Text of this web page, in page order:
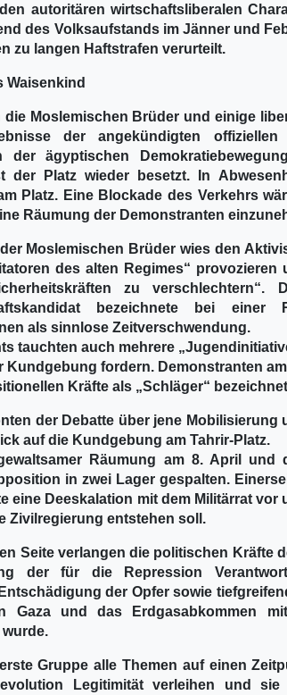
autoritären wirtschaftsliberalen
des Volksaufstands im Jänner und
zu langen Haftstrafen verurteilt.
Waisenkind
die Moslemischen Brüder und einige
der angekündigten
der ägyptischen
der Platz wieder besetzt. In
Platz. Eine Blockade des Verkehrs
Räumung der Demonstranten
Moslemischen Brüder wies den
des alten Regimes“
zu verschlechtern“.
bezeichnete bei
als sinnlose Zeitverschwendung.
tauchten auch mehrere
Kundgebung fordern. Demonstranten
Kräfte als „Schläger“
der Debatte über jene
auf die Kundgebung am Tahrir-Platz.
Räumung am 8. April und
in zwei Lager gespalten.
eine Deeskalation mit dem Militärrat
Zivilregierung entstehen soll.
Seite verlangen die politischen Kräfte
der für die Repression
der Opfer sowie
Gaza und das Erdgasabkommen
Gruppe alle Themen auf einen
Legitimität verleihen und